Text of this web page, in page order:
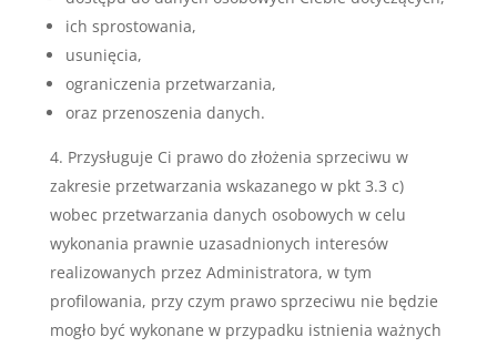
ich sprostowania,
usunięcia,
ograniczenia przetwarzania,
oraz przenoszenia danych.
Przysługuje Ci prawo do złożenia sprzeciwu w
zakresie przetwarzania wskazanego w pkt 3.3 c)
wobec przetwarzania danych osobowych w celu
wykonania prawnie uzasadnionych interesów
realizowanych przez Administratora, w tym
profilowania, przy czym prawo sprzeciwu nie będzie
mogło być wykonane w przypadku istnienia ważnych